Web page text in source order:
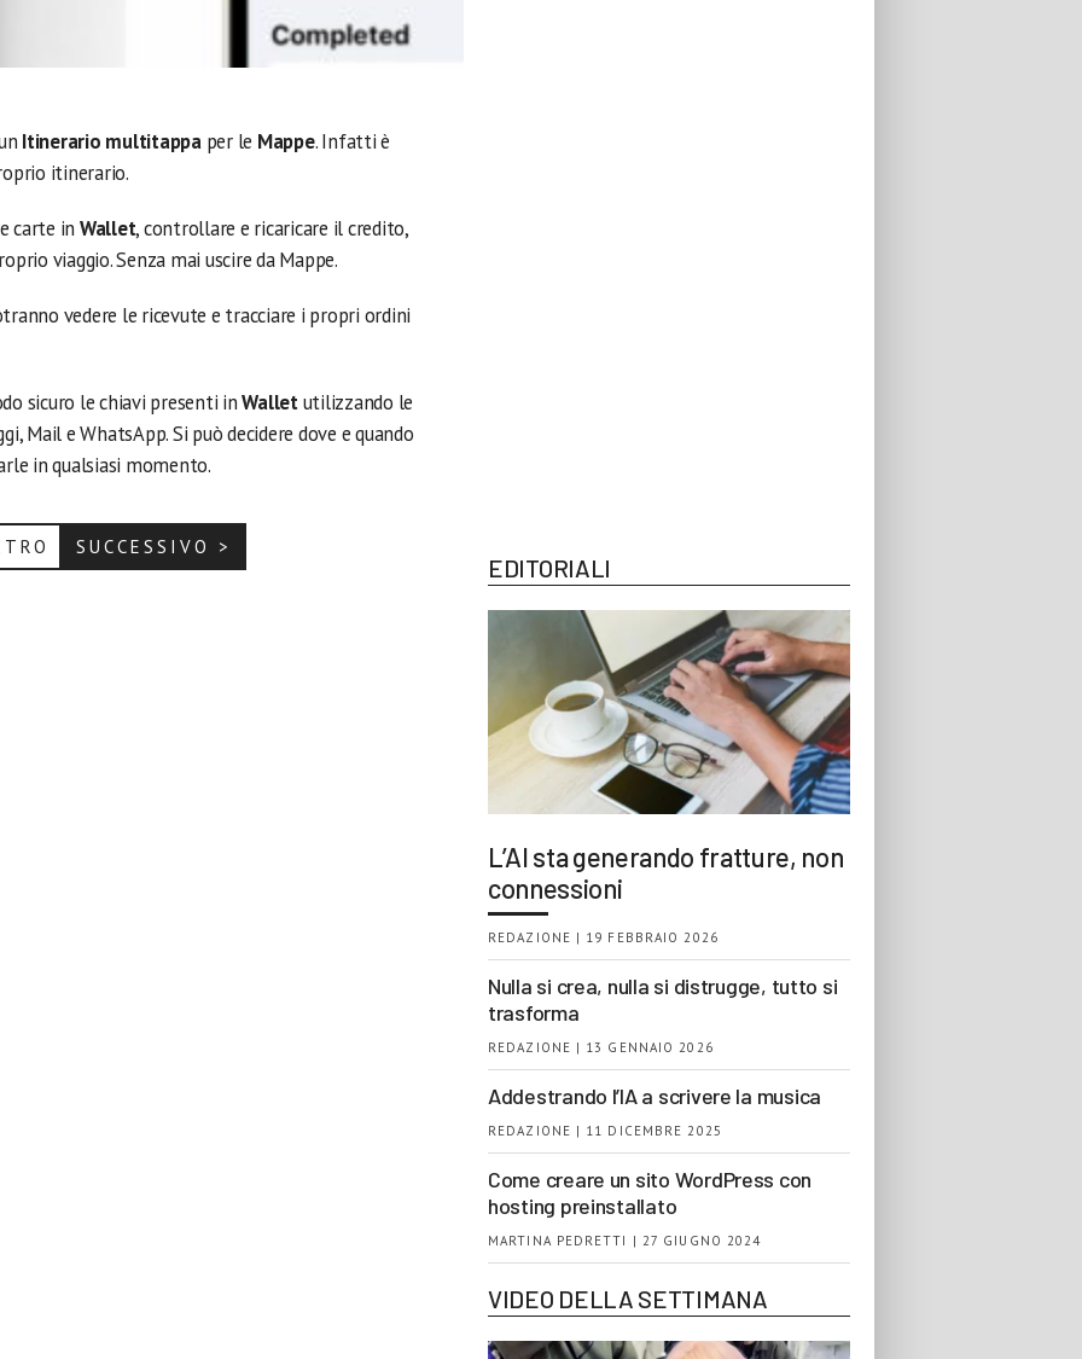
Itinerario multitappaper le Mappe. Infatti è
itinerario.
carte in Wallet, controllare e ricaricare il credito,
viaggio. Senza mai uscire da Mappe.
vedere le ricevute e tracciare i propri ordini
sicuro le chiavi presenti inWalletutilizzando le
Mail e WhatsApp. Si può decidere dove e quando
in qualsiasi momento.
SUCCESSIVO >
EDITORIALI
L’AI sta generando fratture, non
connessioni
REDAZIONE | 19 FEBBRAIO 2026
Nulla si crea, nulla si distrugge, tutto si
trasforma
REDAZIONE | 13 GENNAIO 2026
Addestrando l’IA a scrivere la musica
REDAZIONE | 11 DICEMBRE 2025
Come creare un sito WordPress con
hosting preinstallato
MARTINA PEDRETTI | 27 GIUGNO 2024
VIDEO DELLA SETTIMANA